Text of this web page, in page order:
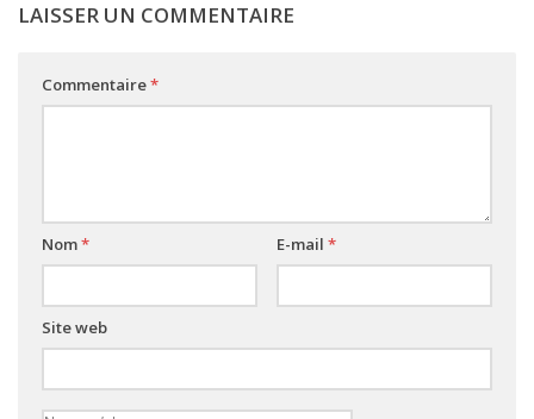
LAISSER UN COMMENTAIRE
Commentaire*
Nom* E-mail *
Site web